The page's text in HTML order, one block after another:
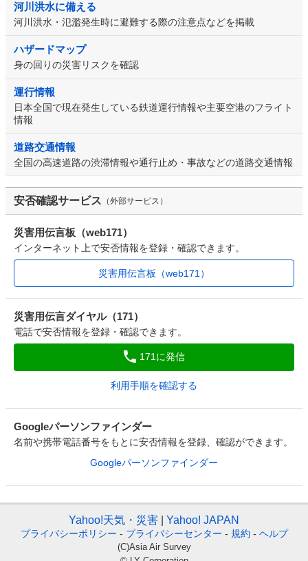
河川洪水に備える
河川洪水・氾濫発生時に避難する際の注意点などを掲載
ハザードマップ
身の回りの災害リスクを確認
運行情報
日本全国で現在発生している鉄道運行情報や主要空港のフライト
情報
道路交通情報
全国の高速道路の渋滞情報や通行止め・事故などの道路交通情報
安否確認サービス （外部サービス）
災害用伝言板（web171）
インターネット上で安否情報を登録・確認できます。
災害用伝言板（web171）
災害用伝言ダイヤル（171）
電話で安否情報を登録・確認できます。
171に発信
利用手順を確認する
Googleパーソンファインダー
名前や携帯電話番号をもとに安否情報を登録、確認ができます。
Googleパーソンファインダー
Yahoo!天気・災害 Yahoo! JAPAN
プライバシーポリシー - プライバシーセンター - 規約 - ヘルプ
(C)Asia Air Survey